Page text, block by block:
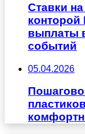
Ставки
выплаты
событий
05.04.2026